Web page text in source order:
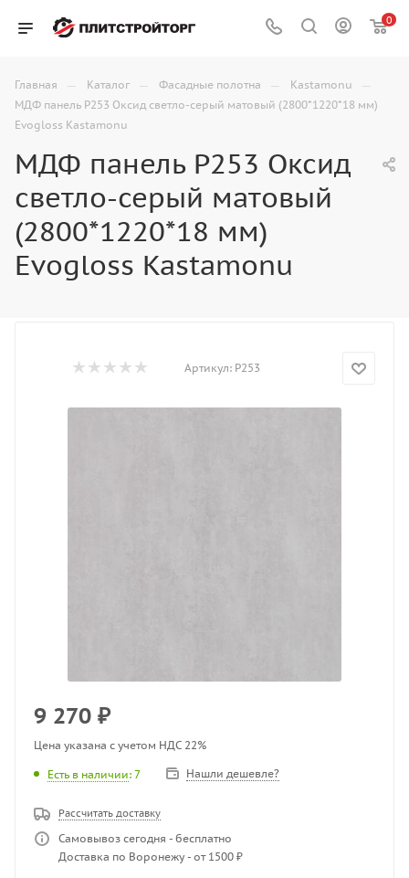
0
Главная — Каталог — Фасадные полотна — Kastamonu —
МДФ панель P253 Оксид светло-серый матовый (2800*1220*18 мм)
Evogloss Kastamonu
МДФ панель P253 Оксид
светло-серый матовый
(2800*1220*18 мм)
Evogloss Kastamonu
Артикул: P253
9 270 ₽
Цена указана с учетом НДС 22%
Есть в наличии: 7 Нашли дешевле?
Рассчитать доставку
Самовывоз сегодня - бесплатно
Доставка по Воронежу - от 1500 ₽